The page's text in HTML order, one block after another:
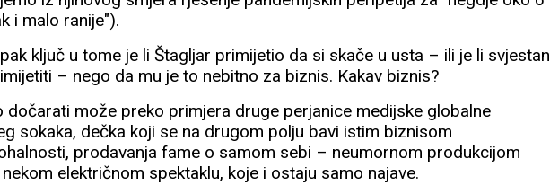
i malo ranije").
ključ u tome je li Štagljar primijetio da si skače u usta – ili je li svjestan
– nego da mu je to nebitno za biznis. Kakav biznis?
dočarati može preko primjera druge perjanice medijske globalne
sokaka, dečka koji se na drugom polju bavi istim biznisom
prodavanja fame o samom sebi – neumornom produkcijom
električnom spektaklu, koje i ostaju samo najave.